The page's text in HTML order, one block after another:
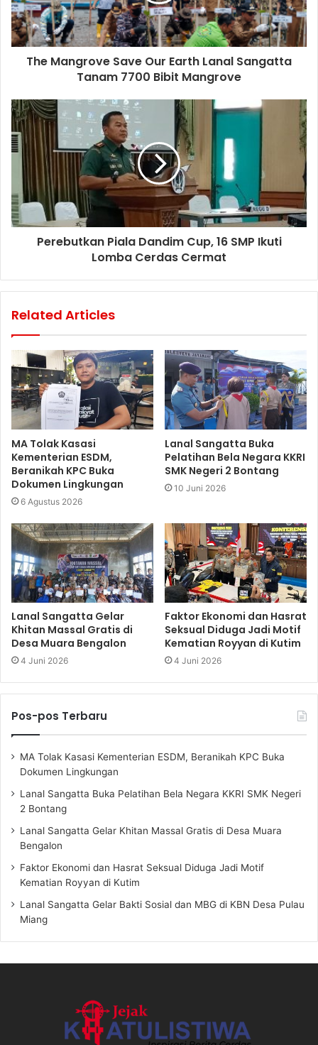
The Mangrove Save Our Earth Lanal Sangatta
Tanam 7700 Bibit Mangrove
Perebutkan Piala Dandim Cup, 16 SMP Ikuti
Lomba Cerdas Cermat
Related Articles
MA Tolak Kasasi
Kementerian ESDM,
Beranikah KPC Buka
Dokumen Lingkungan
6 Agustus 2026
Lanal Sangatta Buka
Pelatihan Bela Negara KKRI
SMK Negeri 2 Bontang
10 Juni 2026
Lanal Sangatta Gelar
Khitan Massal Gratis di
Desa Muara Bengalon
4 Juni 2026
Faktor Ekonomi dan Hasrat
Seksual Diduga Jadi Motif
Kematian Royyan di Kutim
4 Juni 2026
Pos-pos Terbaru
MA Tolak Kasasi Kementerian ESDM, Beranikah KPC Buka
Dokumen Lingkungan
Lanal Sangatta Buka Pelatihan Bela Negara KKRI SMK Negeri
2 Bontang
Lanal Sangatta Gelar Khitan Massal Gratis di Desa Muara
Bengalon
Faktor Ekonomi dan Hasrat Seksual Diduga Jadi Motif
Kematian Royyan di Kutim
Lanal Sangatta Gelar Bakti Sosial dan MBG di KBN Desa Pulau
Miang